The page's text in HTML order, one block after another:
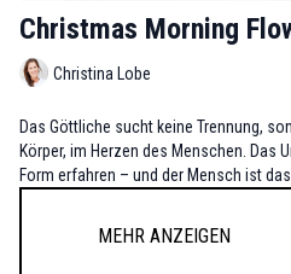
Christmas Morning
Christina Lobe
Das Göttliche sucht keine Trennung,
Körper, im Herzen des Menschen. Das
Form erfahren – und der Mensch ist
Praxis aus dem Herzen geführt; durch
Mehr anzeigen